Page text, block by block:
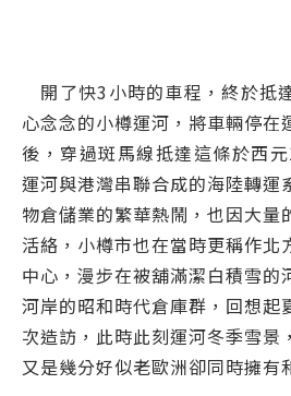
開了快3小時的車程，終於抵
心念念的小樽運河，將車輛停在
後，穿過斑馬線抵達這條於西
運河與港灣串聯合成的海陸轉運
物倉儲業的繁華熱鬧，也因大量
活絡，小樽市也在當時更稱作北
中心，漫步在被舖滿潔白積雪的
河岸的昭和時代倉庫群，回想起
次造訪，此時此刻運河冬季雪景
又是幾分好似老歐洲卻同時擁有